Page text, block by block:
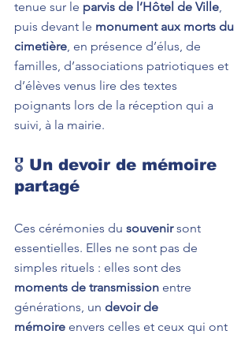
tenue sur le parvis de l’Hôtel de Ville,
puis devant le monument aux morts du
cimetière, en présence d’élus, de
familles, d’associations patriotiques et
d’élèves venus lire des textes
poignants lors de la réception qui a
suivi, à la mairie.
🎖️ Un devoir de mémoire
partagé
Ces cérémonies du souvenir sont
essentielles. Elles ne sont pas de
simples rituels : elles sont des
moments de transmission entre
générations, un devoir de
mémoire envers celles et ceux qui ont